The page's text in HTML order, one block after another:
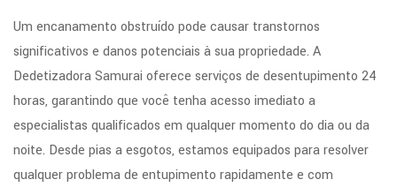
Um encanamento obstruído pode causar transtornos
significativos e danos potenciais à sua propriedade. A
Dedetizadora Samurai oferece serviços de desentupimento 24
horas, garantindo que você tenha acesso imediato a
especialistas qualificados em qualquer momento do dia ou da
noite. Desde pias a esgotos, estamos equipados para resolver
qualquer problema de entupimento rapidamente e com